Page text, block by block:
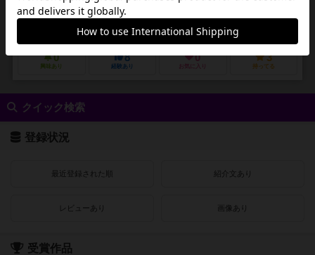
ミヒャエル・メンツェル（Michael Menzel）
0
興味あり
8
経験あり
0
お気に入り
3
持ってる
クイック検索
登録状況
最近登録された順 紹介文あり
レビューあり 画像あり
受賞作品